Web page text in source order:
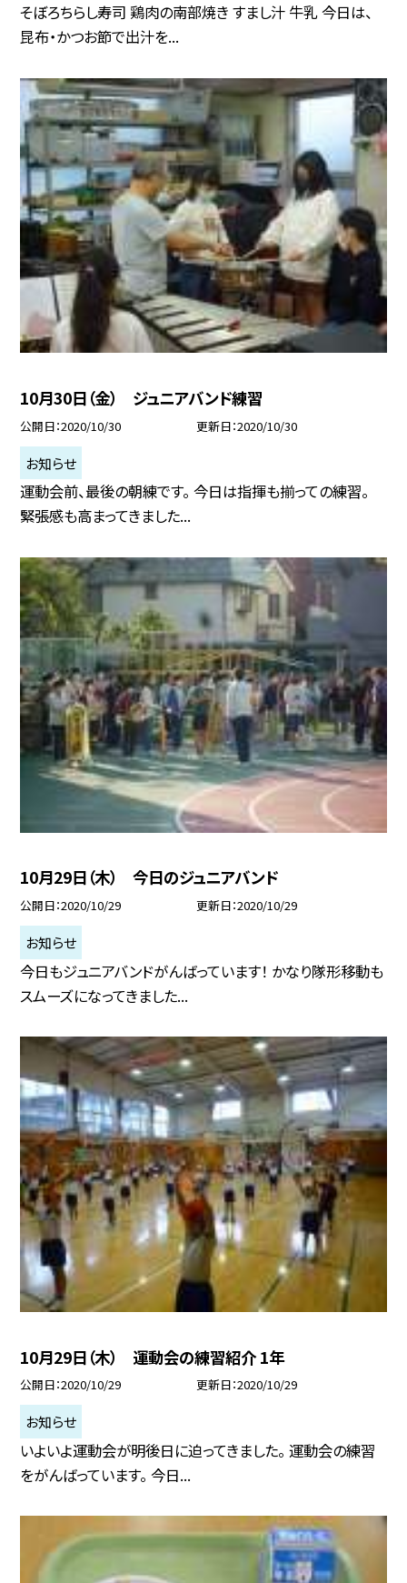
そぼろちらし寿司 鶏肉の南部焼き すまし汁 牛乳 今日は、
昆布・かつお節で出汁を...
10月30日（金） ジュニアバンド練習
公開日 2020/10/30 更新日 2020/10/30
お知らせ
運動会前、最後の朝練です。 今日は指揮も揃っての練習。
緊張感も高まってきました...
10月29日（木） 今日のジュニアバンド
公開日 2020/10/29 更新日 2020/10/29
お知らせ
今日もジュニアバンドがんばっています！ かなり隊形移動も
スムーズになってきました...
10月29日（木） 運動会の練習紹介 1年
公開日 2020/10/29 更新日 2020/10/29
お知らせ
いよいよ運動会が明後日に迫ってきました。 運動会の練習
をがんばっています。 今日...